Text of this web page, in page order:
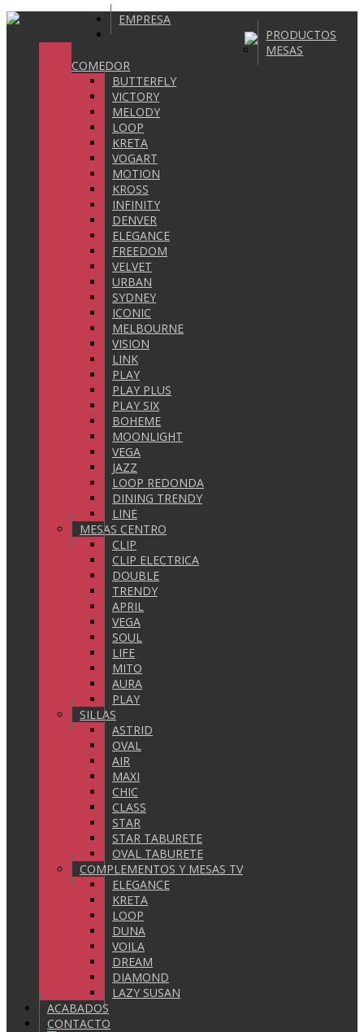
EMPRESA
PRODUCTOS
MESAS
COMEDOR
BUTTERFLY
VICTORY
MELODY
LOOP
KRETA
VOGART
MOTION
KROSS
INFINITY
DENVER
ELEGANCE
FREEDOM
VELVET
URBAN
SYDNEY
ICONIC
MELBOURNE
VISION
LINK
PLAY
PLAY PLUS
PLAY SIX
BOHEME
MOONLIGHT
VEGA
JAZZ
LOOP REDONDA
DINING TRENDY
LINE
MESAS CENTRO
CLIP
CLIP ELECTRICA
DOUBLE
TRENDY
APRIL
VEGA
SOUL
LIFE
MITO
AURA
PLAY
SILLAS
ASTRID
OVAL
AIR
MAXI
CHIC
CLASS
STAR
STAR TABURETE
OVAL TABURETE
COMPLEMENTOS Y MESAS TV
ELEGANCE
KRETA
LOOP
DUNA
VOILA
DREAM
DIAMOND
LAZY SUSAN
ACABADOS
CONTACTO